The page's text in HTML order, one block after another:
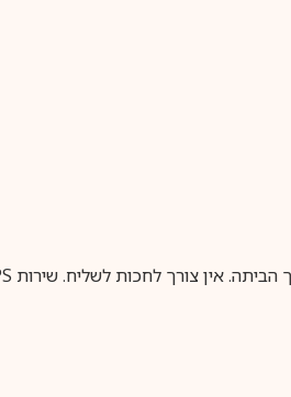
אין צורך לחכות לשליח. שירות